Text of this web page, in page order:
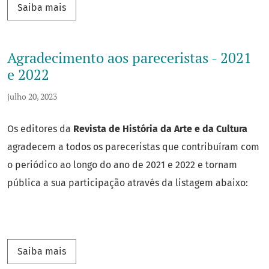
Saiba maisSaiba mais sobre Nova edição publicada - v.4
Agradecimento aos pareceristas - 2021
e 2022
julho 20, 2023
Os editores da Revista de História da Arte e da Cultura
agradecem a todos os pareceristas que contribuíram com
o periódico ao longo do ano de 2021 e 2022 e tornam
pública a sua participação através da listagem abaixo:
Saiba maisSaiba mais sobre Agradecimento aos